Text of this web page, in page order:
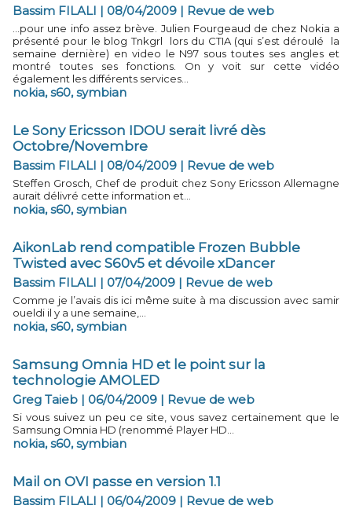
Bassim FILALI | 08/04/2009 | Revue de web
…pour une info assez brève. Julien Fourgeaud de chez Nokia a
présenté pour le blog Tnkgrl lors du CTIA (qui s’est déroulé la
semaine dernière) en video le N97 sous toutes ses angles et
montré toutes ses fonctions. On y voit sur cette vidéo
également les différents services...
nokia,s60,symbian
Le Sony Ericsson IDOU serait livré dès
Octobre/Novembre
Bassim FILALI | 08/04/2009 | Revue de web
Steffen Grosch, Chef de produit chez Sony Ericsson Allemagne
aurait délivré cette information et...
nokia,s60,symbian
AikonLab rend compatible Frozen Bubble
Twisted avec S60v5 et dévoile xDancer
Bassim FILALI | 07/04/2009 | Revue de web
Comme je l’avais dis ici même suite à ma discussion avec samir
oueldi il y a une semaine,...
nokia,s60,symbian
Samsung Omnia HD et le point sur la
technologie AMOLED
Greg Taieb | 06/04/2009 | Revue de web
Si vous suivez un peu ce site, vous savez certainement que le
Samsung Omnia HD (renommé Player HD...
nokia,s60,symbian
Mail on OVI passe en version 1.1
Bassim FILALI | 06/04/2009 | Revue de web